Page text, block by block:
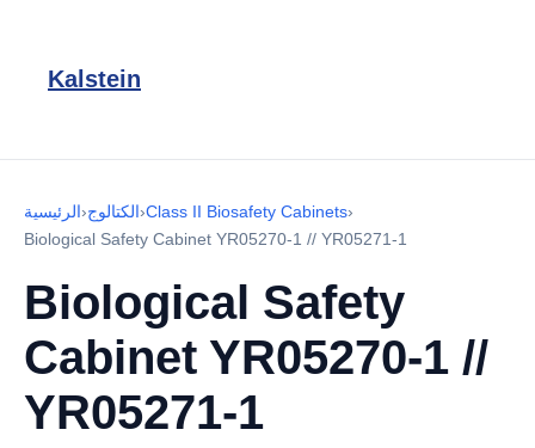
Kalstein
الرئيسية›الكتالوج›Class II Biosafety Cabinets›
Biological Safety Cabinet YR05270-1 // YR05271-1
Biological Safety
Cabinet YR05270-1 //
YR05271-1